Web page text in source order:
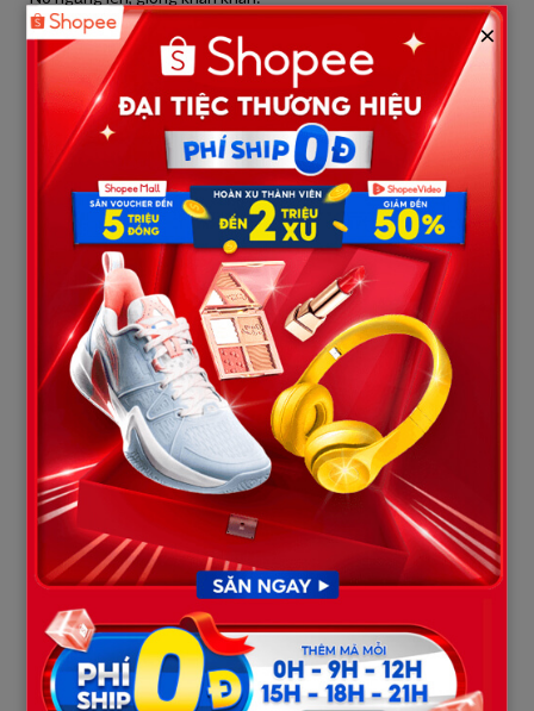
– Mẹ lo cũng đúng. Anh không trách. Nhưng… em tin anh chứ?
Tôi chột dạ khi nghe câu ấy. Con gái tôi bặm môi, rồi bật khóc:
– Em tin. Nhưng em cũng cần mẹ. Em không muốn ở giữa, không
muốn ngày vui lại thành ngày ác mộng.
Câu nói ấy như mũi dao xoáy vào tim tôi. Tôi muốn an ủi, nhưng
trong lòng lại dấy lên một sự bướng bỉnh: “Nó khóc bây giờ,
nhưng sau này nếu khổ, chẳng phải nó sẽ trách mẹ không ngăn
cản sao?”
Trên đường về, cả ba người ngồi trên taxi mà không ai nói với ai
câu nào. Tôi ngồi trước, nhìn ra cửa kính, còn con gái và chồng
nó ngồi sau, tay vẫn nắm lấy nhau. Thỉnh thoảng tôi thấy qua
gương, con rể khẽ kéo tay áo để che vết rách, như thể sợ tôi
nhìn thấy thêm một lần nữa.
Buổi tối hôm đó, con gái không ăn cơm, đóng cửa phòng im lìm.
Con rể về muộn, có lẽ đi chạy vạy tiền bạc. Tôi ngồi một mình
trong phòng khách, bật tivi mà chẳng nghe thấy gì. Trong đầu
chỉ văng vẳng tiếng con gái: “Mẹ hứa rồi…”
Tôi biết mình vừa phá vỡ một lời hứa quan trọng, mà niềm tin đôi
khi còn quý hơn tiền bạc. Nhưng giữa lý trí và tình mẫu tử, tôi
hoang mang. Tôi thấy lo lắng cho tương lai con, song cũng thấy
áy náy vì đã làm tổn thương nó.
Đêm xuống, con rể bước vào nhà, mồ hôi nhễ nhại, tay cầm tập
×